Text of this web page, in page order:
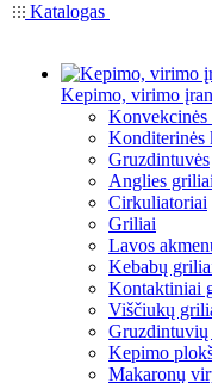
Katalogas
Kepimo, virimo
Konvekcinės
Konditerinės
Gruzdintuvės
Anglies griliai
Cirkuliatoriai
Griliai
Lavos
Kebabų
Kontaktiniai
Viščiukų
Gruzdintuvių
Kepimo
Makaronų